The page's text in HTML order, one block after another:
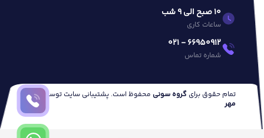
10 صبح الی 9 شب
ساعات کاری
66950912 - 021
شماره تماس
تمام حقوق برای گروه سونی محفوظ است. پشتیبانی سایت توسط وب
مهر